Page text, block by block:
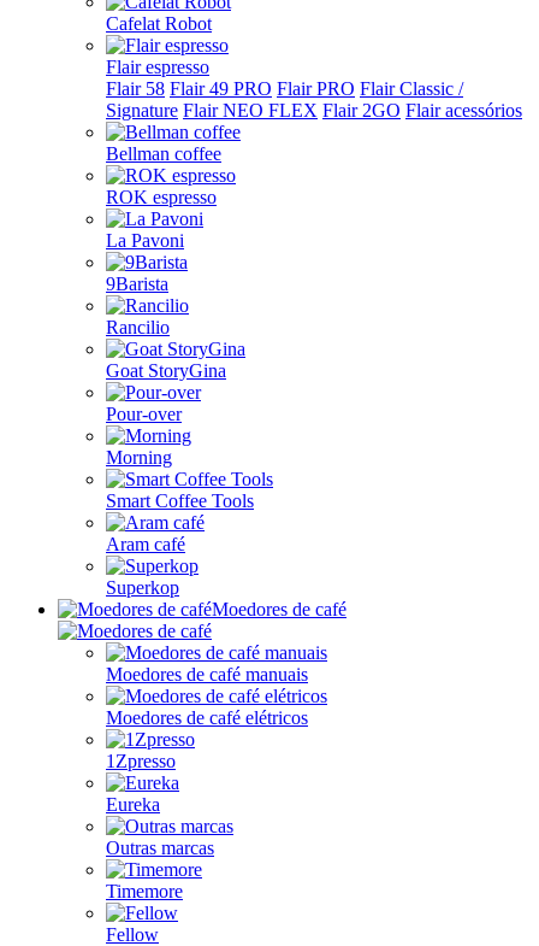
Cafelat Robot
Flair espresso
Flair 58 Flair 49 PRO Flair PRO Flair Classic /
Signature Flair NEO FLEX Flair 2GO Flair acessórios
Bellman coffee
ROK espresso
La Pavoni
9Barista
Rancilio
Goat StoryGina
Pour-over
Morning
Smart Coffee Tools
Aram café
Superkop
Moedores de café
Moedores de café manuais
Moedores de café elétricos
1Zpresso
Eureka
Outras marcas
Timemore
Fellow